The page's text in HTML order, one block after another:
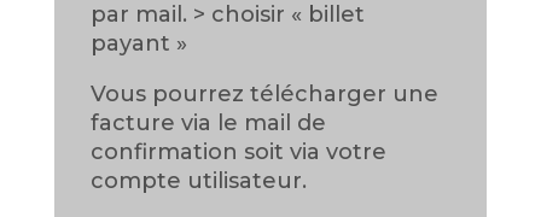
par mail. > choisir « billet
payant »
Vous pourrez télécharger une
facture via le mail de
confirmation soit via votre
compte utilisateur.